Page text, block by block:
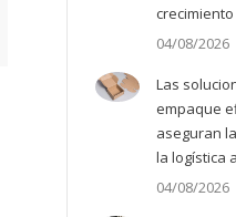
04/08/2026
Las
empaque
aseguran
la logística
04/08/2026